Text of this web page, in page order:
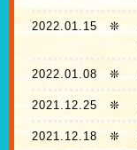
2022.01.15 ❊
2022.01.08❊
2021.12.25 ❊
2021.12.18 ❊